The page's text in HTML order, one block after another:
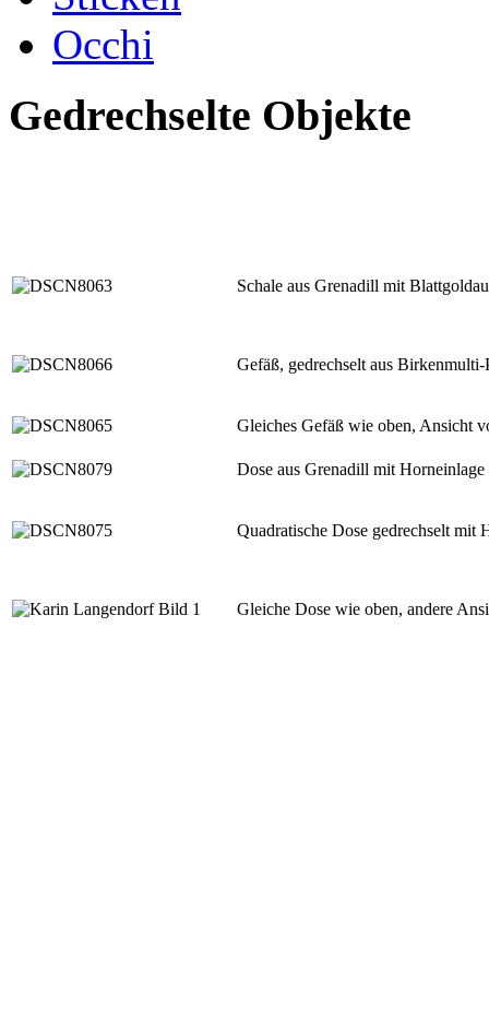
Occhi
Gedrechselte Objekte
Schale aus Grenadill mit
Gefäß, gedrechselt aus Birkenmulti-
Gleiches Gefäß wie oben, Ansicht
Dose aus Grenadill mit Horneinlage
Quadratische Dose gedrechselt mit
Gleiche Dose wie oben, andere